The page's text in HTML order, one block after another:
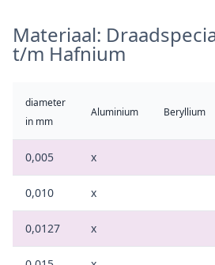
Materiaal:
t/m Hafnium
diameter
in mm
Aluminium Beryllium
0,005 x
0,010 x
0,0127 x